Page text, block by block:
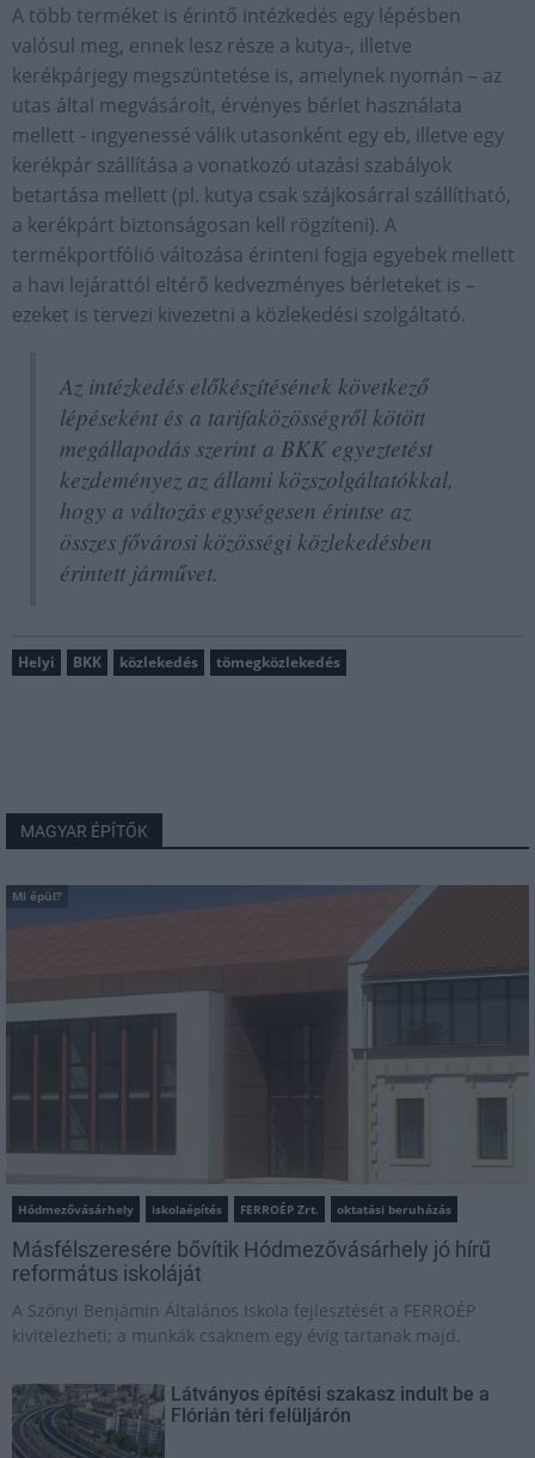
A több terméket is érintő intézkedés egy lépésben
valósul meg, ennek lesz része a kutya-, illetve
kerékpárjegy megszüntetése is, amelynek nyomán – az
utas által megvásárolt, érvényes bérlet használata
mellett - ingyenessé válik utasonként egy eb, illetve egy
kerékpár szállítása a vonatkozó utazási szabályok
betartása mellett (pl. kutya csak szájkosárral szállítható,
a kerékpárt biztonságosan kell rögzíteni). A
termékportfólió változása érinteni fogja egyebek mellett
a havi lejárattól eltérő kedvezményes bérleteket is –
ezeket is tervezi kivezetni a közlekedési szolgáltató.
Az intézkedés előkészítésének következő
lépéseként és a tarifaközösségről kötött
megállapodás szerint a BKK egyeztetést
kezdeményez az állami közszolgáltatókkal,
hogy a változás egységesen érintse az
összes fővárosi közösségi közlekedésben
érintett járművet.
Helyi BKK közlekedés tömegközlekedés
MAGYAR ÉPÍTŐK
Mi épül?
Hódmezővásárhely iskolaépítés FERROÉP Zrt. oktatási beruházás
Másfélszeresére bővítik Hódmezővásárhely jó hírű
református iskoláját
A Szőnyi Benjámin Általános Iskola fejlesztését a FERROÉP
kivitelezheti; a munkák csaknem egy évig tartanak majd.
Látványos építési szakasz indult be a
Flórián téri felüljárón